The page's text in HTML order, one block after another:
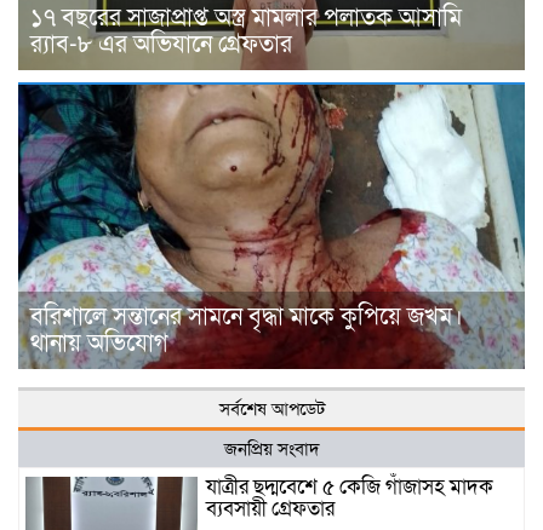
১৭ বছরের সাজাপ্রাপ্ত অস্ত্র মামলার পলাতক আসামি
র‍্যাব-৮ এর অভিযানে গ্রেফতার
বরিশালে সন্তানের সামনে বৃদ্ধা মাকে কুপিয়ে জখম।
থানায় অভিযোগ
সর্বশেষ আপডেট
জনপ্রিয় সংবাদ
যাত্রীর ছদ্মবেশে ৫ কেজি গাঁজাসহ মাদক
ব্যবসায়ী গ্রেফতার